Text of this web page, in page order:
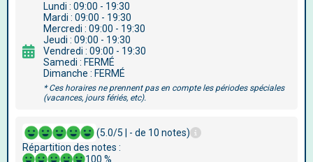
Lundi : 09:00 - 19:30
Mardi : 09:00 - 19:30
Mercredi : 09:00 - 19:30
Jeudi : 09:00 - 19:30
Vendredi : 09:00 - 19:30
Samedi : FERMÉ
Dimanche : FERMÉ
* Ces horaires ne prennent pas en compte les périodes spéciales
(vacances, jours fériés, etc).
(5.0/5 | - de 10 notes)
Répartition des notes :
100 %